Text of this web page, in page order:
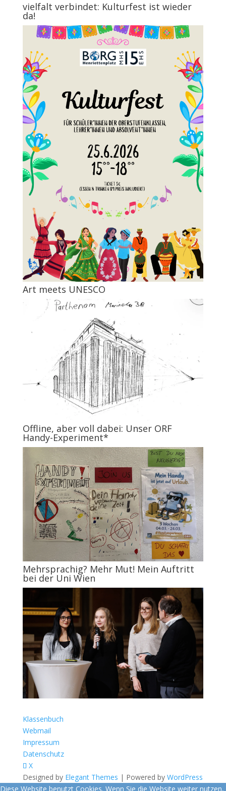
vielfalt verbindet: Kulturfest ist wieder
da!
Art meets UNESCO
Offline, aber voll dabei: Unser ORF
Handy-Experiment*
Mehrsprachig? Mehr Mut! Mein Auftritt
bei der Uni Wien
Klassenbuch
Webmail
Impressum
Datenschutz
X
Designed by Elegant Themes | Powered by WordPress
Diese Website benutzt Cookies. Wenn Sie die Website weiter nutzen,